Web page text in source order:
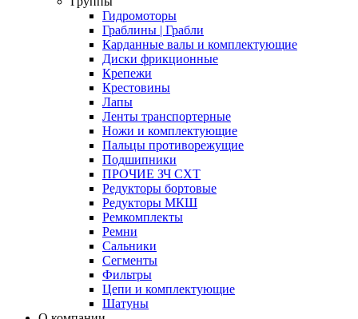
Гидромоторы
Граблины | Грабли
Карданные валы и комплектующие
Диски фрикционные
Крепежи
Крестовины
Лапы
Ленты транспортерные
Ножи и комплектующие
Пальцы противорежущие
Подшипники
ПРОЧИЕ ЗЧ СХТ
Редукторы бортовые
Редукторы МКШ
Ремкомплекты
Ремни
Сальники
Сегменты
Фильтры
Цепи и комплектующие
Шатуны